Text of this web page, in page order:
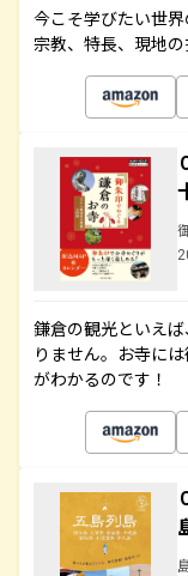
今こそ学びたい世
宗教、特長、現地
鎌倉の観光といえ
りません。お寺に
がわかるのです！